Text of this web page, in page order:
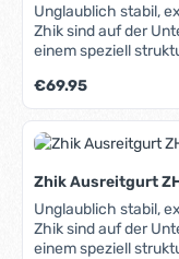
Unglaublich stabil, extrem
Zhik sind auf der
einem speziell
den ZhikGrip II-
Das super-robuste
unverwüstlich. Die Befestigungen sind speziell für 420er
konstruiert.
Regulärer Preis:
€69.95
Zhik Ausreitgurt
Unglaublich stabil, extrem
Zhik sind auf der
einem speziell